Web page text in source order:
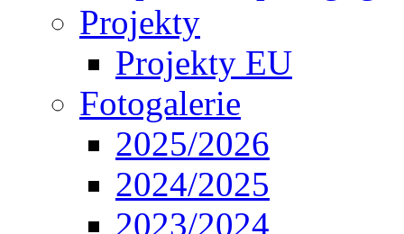
Projekty
Projekty EU
Fotogalerie
2025/2026
2024/2025
2023/2024